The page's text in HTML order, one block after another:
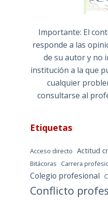
Importante: El
responde a las
de su autor y no
institución a la que
cualquier
consultarse al
Etiquetas
Acceso directo Actitud
Bitácoras Carrera
Colegio profesional
Conflicto